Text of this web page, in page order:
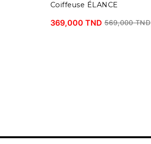
Coiffeuse ÉLANCE
369,000 TND 569,000 TND